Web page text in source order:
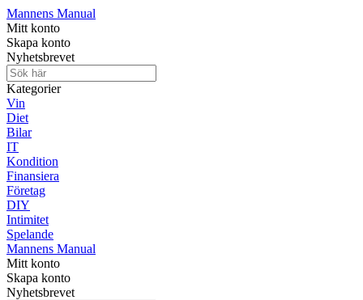
Mannens Manual
Mitt konto
Skapa konto
Nyhetsbrevet
Kategorier
Vin
Diet
Bilar
IT
Kondition
Finansiera
Företag
DIY
Intimitet
Spelande
Mannens Manual
Mitt konto
Skapa konto
Nyhetsbrevet